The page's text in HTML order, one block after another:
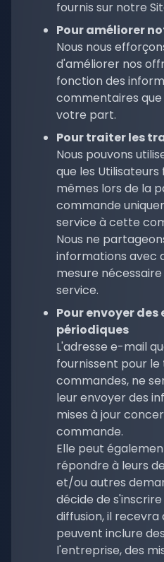
fournis sur notre
Pour améliorer
Nous nous
d'améliorer nos
fonction des
commentaires
votre part.
Pour traiter les
Nous pouvons
que les
mêmes lors de la
commande
service à cette
Nous ne
informations avec
mesure
service.
Pour envoyer
périodiques
L'adresse e-mail
fournissent pour
commandes, ne
leur envoyer des
mises à jour
commande.
Elle peut
répondre à leurs
et/ou autres
décide de
diffusion, il recevra
peuvent inclure
l'entreprise, des